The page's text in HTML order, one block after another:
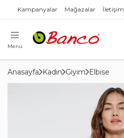
Kampanyalar Mağazalar İletişim
Menü
Anasayfa Kadın Giyim Elbise